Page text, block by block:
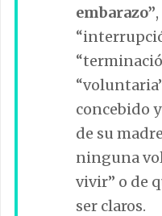
embarazo”
concebido
de su
ninguna
vivir” o de
ser claros.